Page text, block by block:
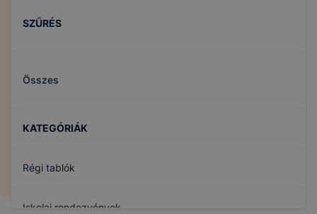
SZŰRÉS
Összes
KATEGÓRIÁK
Régi tablók
Iskolai rendezvények